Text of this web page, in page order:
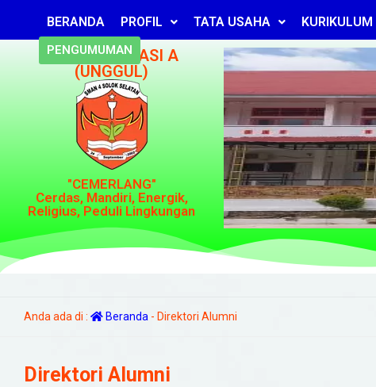
BERANDA PROFIL TATA USAHA KURIKULUM
PENGUMUMAN
TERAKREDITASI A
(UNGGUL)
"CEMERLANG"
Cerdas, Mandiri, Energik,
Religius, Peduli Lingkungan
Anda ada di : Beranda - Direktori Alumni
Direktori Alumni